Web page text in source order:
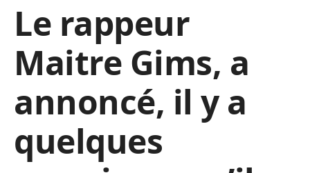
Le rappeur
Maitre Gims, a
annoncé, il y a
quelques